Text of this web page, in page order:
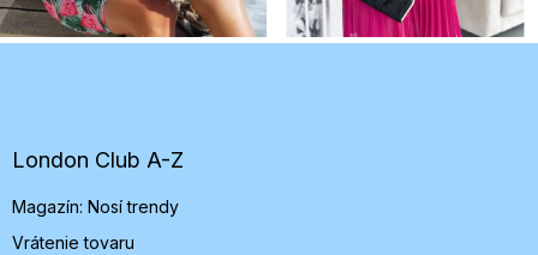
e
London Club A-Z
Magazín: Nosí trendy
Vrátenie tovaru